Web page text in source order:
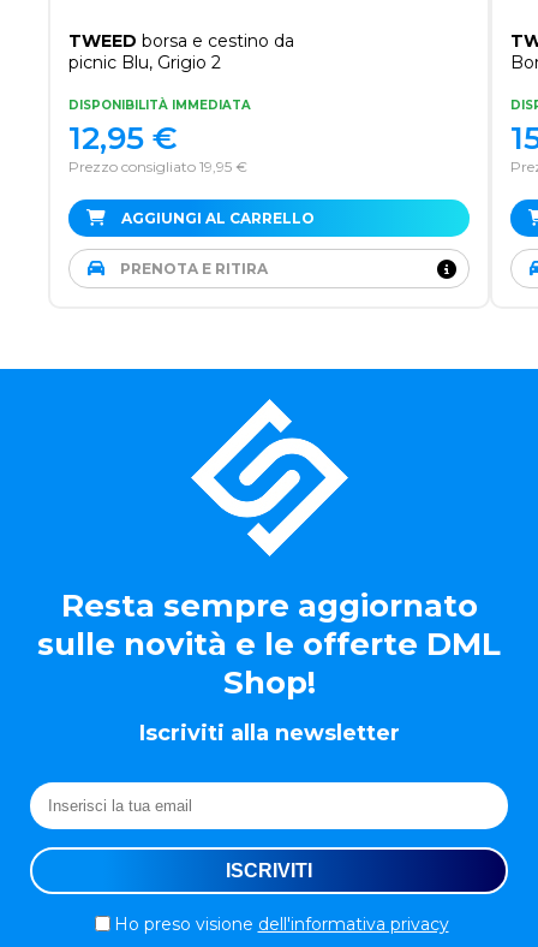
TWEED borsa e cestino da
picnic Blu, Grigio 2
DISPONIBILITÀ IMMEDIATA
Prezzo consigliato 19,95 €
12,95 €
AGGIUNGI AL CARRELLO
PRENOTA E RITIRA
Resta sempre aggiornato
sulle novità e le offerte DML
Shop!
Iscriviti alla newsletter
Ho preso visione dell'informativa privacy